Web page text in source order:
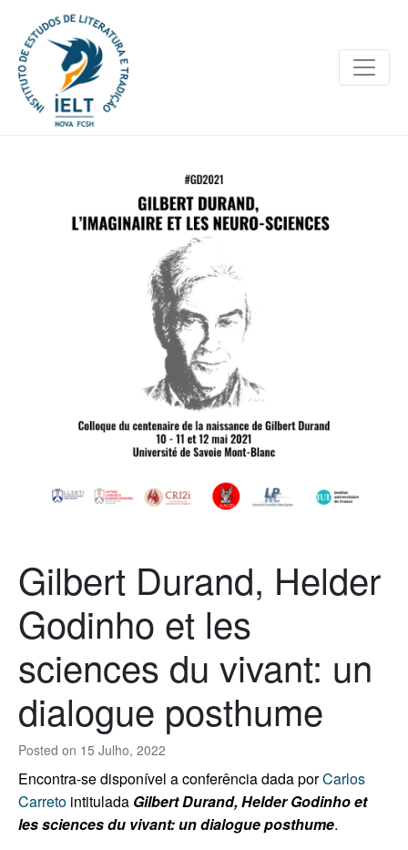
Posted on 15 Julho, 2022
Gilbert Durand, Helder
Godinho et les
sciences du vivant: un
dialogue posthume
Encontra-se disponível a conferência dada porCarlos
Carreto intitulada Gilbert Durand, Helder Godinho et
les sciences du vivant: un dialogue posthume.